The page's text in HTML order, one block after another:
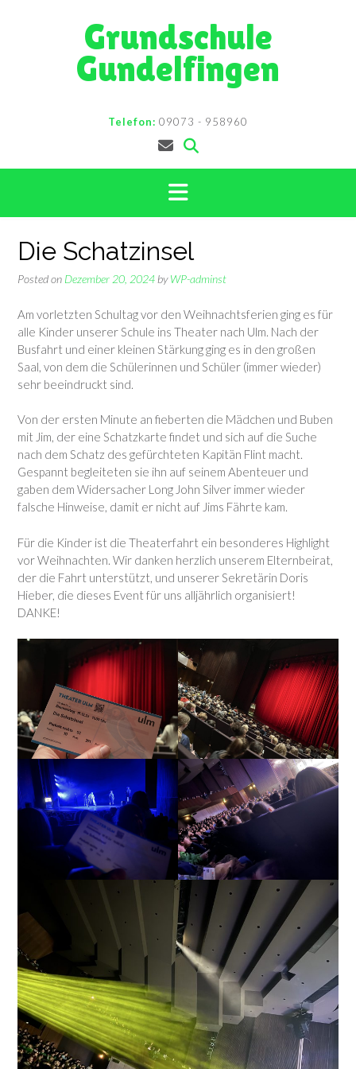
Grundschule
Gundelfingen
Telefon: 09073 - 958960
Die Schatzinsel
Posted on Dezember 20, 2024 byWP-adminst
Am vorletzten Schultag vor den Weihnachtsferien ging es für
alle Kinder unserer Schule ins Theater nach Ulm. Nach der
Busfahrt und einer kleinen Stärkung ging es in den großen
Saal, von dem die Schülerinnen und Schüler (immer wieder)
sehr beeindruckt sind.
Von der ersten Minute an fieberten die Mädchen und Buben
mit Jim, der eine Schatzkarte findet und sich auf die Suche
nach dem Schatz des gefürchteten Kapitän Flint macht.
Gespannt begleiteten sie ihn auf seinem Abenteuer und
gaben dem Widersacher Long John Silver immer wieder
falsche Hinweise, damit er nicht auf Jims Fährte kam.
Für die Kinder ist die Theaterfahrt ein besonderes Highlight
vor Weihnachten. Wir danken herzlich unserem Elternbeirat,
der die Fahrt unterstützt, und unserer Sekretärin Doris
Hieber, die dieses Event für uns alljährlich organisiert!
DANKE!